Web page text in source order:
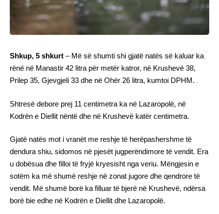
Shkup, 5 shkurt – Më së shumti shi gjatë natës së kaluar ka
rënë në Manastir 42 litra për metër katror, në Krushevë 38,
Prilep 35, Gjevgjeli 33 dhe në Ohër 26 litra, kumtoi DPHM.
Shtresë debore prej 11 centimetra ka në Lazaropolë, në
Kodrën e Diellit nëntë dhe në Krushevë katër centimetra.
Gjatë natës mot i vranët me reshje të herëpashershme të
dendura shiu, sidomos në pjesët jugperëndimore të vendit. Era
u dobësua dhe filloi të fryjë kryesisht nga veriu. Mëngjesin e
sotëm ka më shumë reshje në zonat jugore dhe qendrore të
vendit. Më shumë borë ka filluar të bjerë në Krushevë, ndërsa
borë bie edhe në Kodrën e Diellit dhe Lazaropolë.